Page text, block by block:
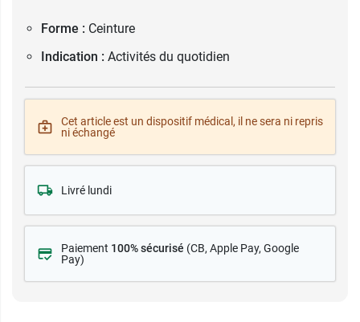
Forme : Ceinture
Indication : Activités du quotidien
Cet article est un dispositif médical, il ne sera ni repris
ni échangé
Livré lundi
Paiement 100% sécurisé (CB, Apple Pay, Google
Pay)